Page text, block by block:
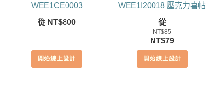
WEE1CE0003
從 NT$800
開始線上設計
WEE1I20018 壓克力喜帖
從
NT$85
原
始
價
NT$79目
前
價
開始線上設計